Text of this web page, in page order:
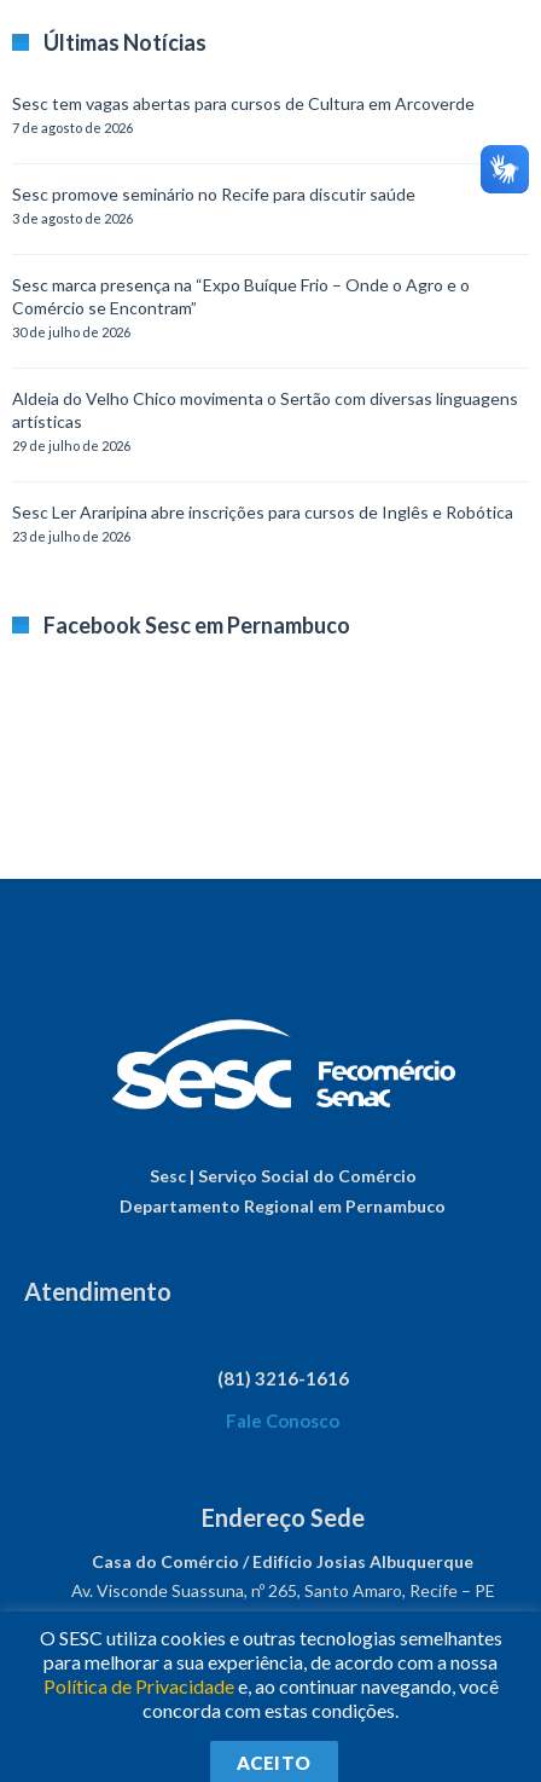
Últimas Notícias
Sesc tem vagas abertas para cursos de Cultura em Arcoverde
7 de agosto de 2026
Sesc promove seminário no Recife para discutir saúde
3 de agosto de 2026
Sesc marca presença na “Expo Buíque Frio – Onde o Agro e o
Comércio se Encontram”
30 de julho de 2026
Aldeia do Velho Chico movimenta o Sertão com diversas linguagens
artísticas
29 de julho de 2026
Sesc Ler Araripina abre inscrições para cursos de Inglês e Robótica
23 de julho de 2026
Facebook Sesc em Pernambuco
Sesc | Serviço Social do Comércio
Departamento Regional em Pernambuco
Atendimento
(81) 3216-1616
Fale Conosco
Endereço Sede
Casa do Comércio / Edifício Josias Albuquerque
Av. Visconde Suassuna, nº 265, Santo Amaro, Recife – PE
CNPJ: 03.482.931/0001-61
Siga-nos!
Todos os Direitos Reservados.
O SESC utiliza cookies e outras tecnologias semelhantes
para melhorar a sua experiência, de acordo com a nossa
Política de Privacidadee, ao continuar navegando, você
concorda com estas condições.
ACEITO